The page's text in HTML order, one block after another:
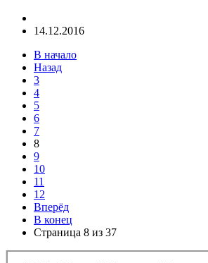
14.12.2016
В начало
Назад
3
4
5
6
7
8
9
10
11
12
Вперёд
В конец
Страница 8 из 37